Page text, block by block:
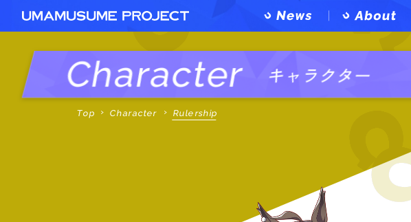
Character キャラクター
Top Character Rulership